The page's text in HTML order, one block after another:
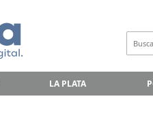
LA PLATA